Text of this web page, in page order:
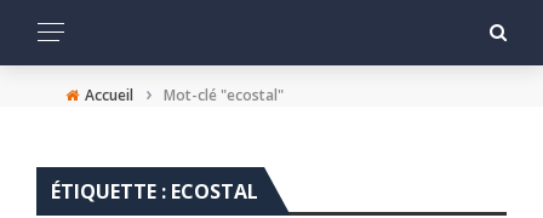
Accueil › Mot-clé "ecostal"
ÉTIQUETTE : ECOSTAL